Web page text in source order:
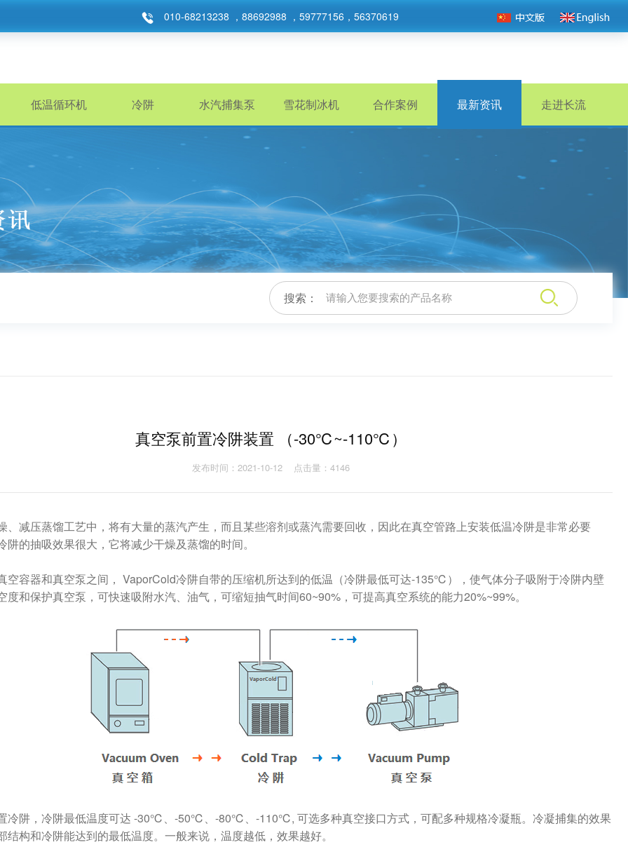
010-68213238 ，88692988 ，59777156，56370619
低温循环机 冷阱 水汽捕集泵 雪花制冰机 合作案例 最新资讯 走进长流
搜索：
真空泵前置冷阱装置 （-30℃~-110℃）
发布时间：2021-10-12 点击量：4146
、减压蒸馏工艺中，将有大量的蒸汽产生，而且某些溶剂或蒸汽需要回收，因此在真空管路上安装低温冷阱是非常必要
阱的抽吸效果很大，它将减少干燥及蒸馏的时间。
空容器和真空泵之间， VaporCold冷阱自带的压缩机所达到的低温（冷阱最低可达-135℃），使气体分子吸附于冷阱内壁
度和保护真空泵，可快速吸附水汽、油气，可缩短抽气时间60~90%，可提高真空系统的能力20%~99%。
冷阱，冷阱最低温度可达 -30℃、-50℃、-80℃、-110℃, 可选多种真空接口方式，可配多种规格冷凝瓶。冷凝捕集的效果
结构和冷阱能达到的最低温度。一般来说，温度越低，效果越好。